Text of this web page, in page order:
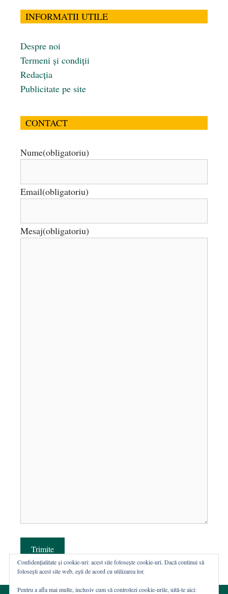
INFORMATII UTILE
Despre noi
Termeni și condiții
Redacția
Publicitate pe site
CONTACT
Nume(obligatoriu)
Email(obligatoriu)
Mesaj(obligatoriu)
Trimite
Confidențialitate și cookie-uri: acest site folosește cookie-uri. Dacă continui să
folosești acest site web, ești de acord cu utilizarea lor.
Pentru a afla mai multe, inclusiv cum să controlezi cookie-urile, uită-te aici: